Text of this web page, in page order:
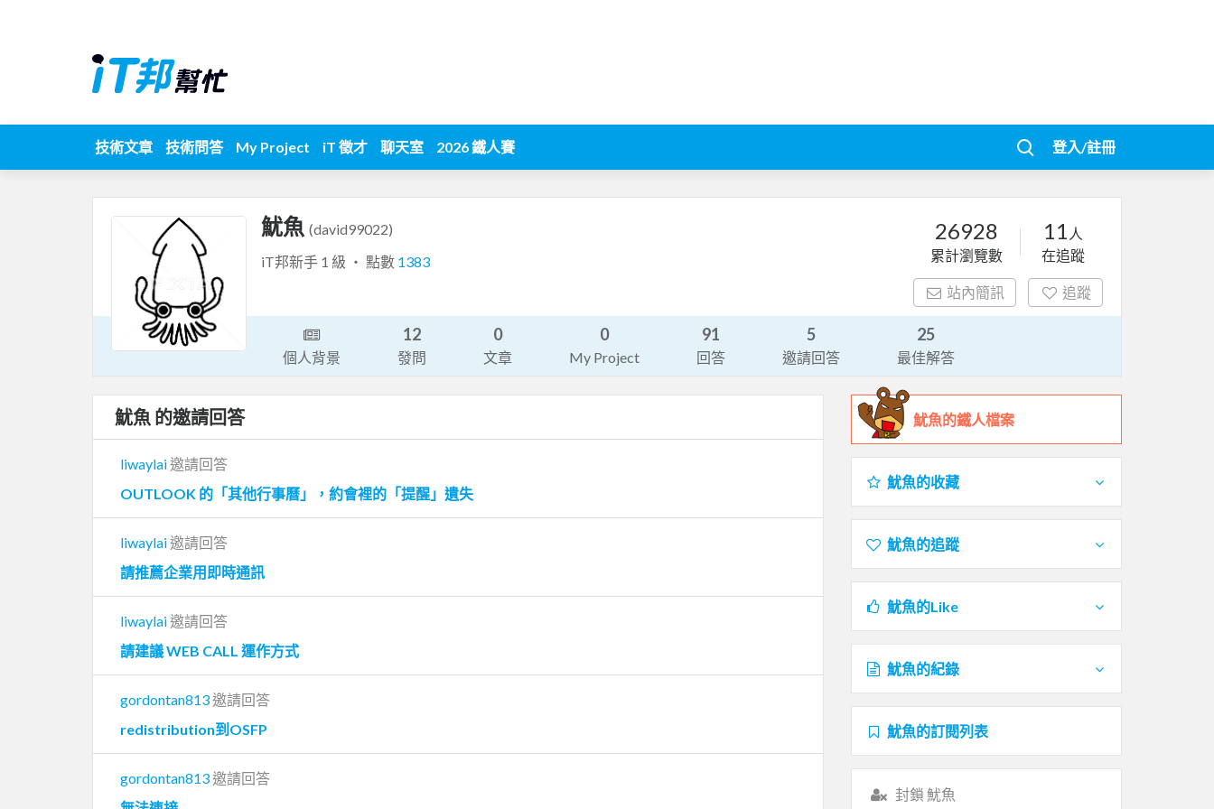
技術文章 技術問答 My Project iT 徵才 聊天室 2026 鐵人賽 登入/註冊
魷魚 (david99022)
iT邦新手 1 級 ‧ 點數 1383
26928
累計瀏覽數
11 人
在追蹤
站內簡訊 追蹤
個人背景
12
發問
0
文章
0
My Project
91
回答
5
邀請回答
25
最佳解答
魷魚 的邀請回答
liwaylai邀請回答
OUTLOOK 的「其他行事曆」，約會裡的「提醒」遺失
liwaylai邀請回答
請推薦企業用即時通訊
liwaylai邀請回答
請建議 WEB CALL 運作方式
gordontan813邀請回答
redistribution到OSFP
gordontan813邀請回答
魷魚的鐵人檔案
魷魚的收藏
魷魚的追蹤
魷魚的Like
魷魚的紀錄
魷魚的訂閱列表
封鎖 魷魚